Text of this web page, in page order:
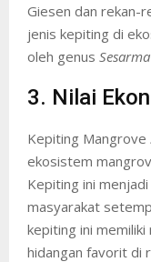
Giesen dan rekan-
jenis kepiting di
oleh genus Sesarma
3. Nilai
Kepiting Mangrove
ekosistem
Kepiting ini
masyarakat
kepiting ini
hidangan favorit di